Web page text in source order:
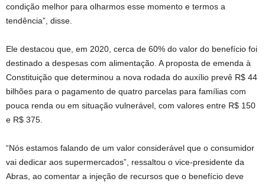
condição melhor para olharmos esse momento e termos a
tendência”, disse.
Ele destacou que, em 2020, cerca de 60% do valor do benefício foi
destinado a despesas com alimentação. A proposta de emenda à
Constituição que determinou a nova rodada do auxílio prevê R$ 44
bilhões para o pagamento de quatro parcelas para famílias com
pouca renda ou em situação vulnerável, com valores entre R$ 150
e R$ 375.
“Nós estamos falando de um valor considerável que o consumidor
vai dedicar aos supermercados”, ressaltou o vice-presidente da
Abras, ao comentar a injeção de recursos que o benefício deve